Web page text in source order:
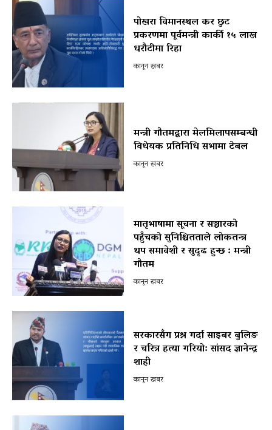
पोखरा विमानस्थल कर छुट
प्रकरणमा पूर्वमन्त्री कार्की १५ लाख
धरौटीमा रिहा
कानून खबर
मन्त्री गौतमद्वारा मेलमिलापसम्बन्धी
विधेयक प्रतिनिधि सभामा टेबल
कानून खबर
मातृभाषामा सूचना र सञ्चारको
पहुँचको सुनिश्चितताले लोकतन्त्र
थप समावेशी र सुदृढ हुन्छ : मन्त्री
गौतम
कानून खबर
सरकारसँग प्रश्न गर्दा साइबर बुलिङ
र चरित्र हत्या गरियो: सांसद ज्ञानेन्द्र
शाही
कानून खबर